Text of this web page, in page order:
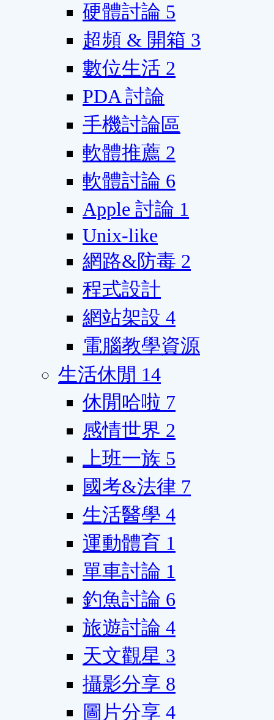
硬體討論 5
超頻 & 開箱 3
數位生活 2
PDA 討論
手機討論區
軟體推薦 2
軟體討論 6
Apple 討論 1
Unix-like
網路&防毒 2
程式設計
網站架設 4
電腦教學資源
生活休閒 14
休閒哈啦 7
感情世界 2
上班一族 5
國考&法律 7
生活醫學 4
運動體育 1
單車討論 1
釣魚討論 6
旅遊討論 4
天文觀星 3
攝影分享 8
圖片分享 4